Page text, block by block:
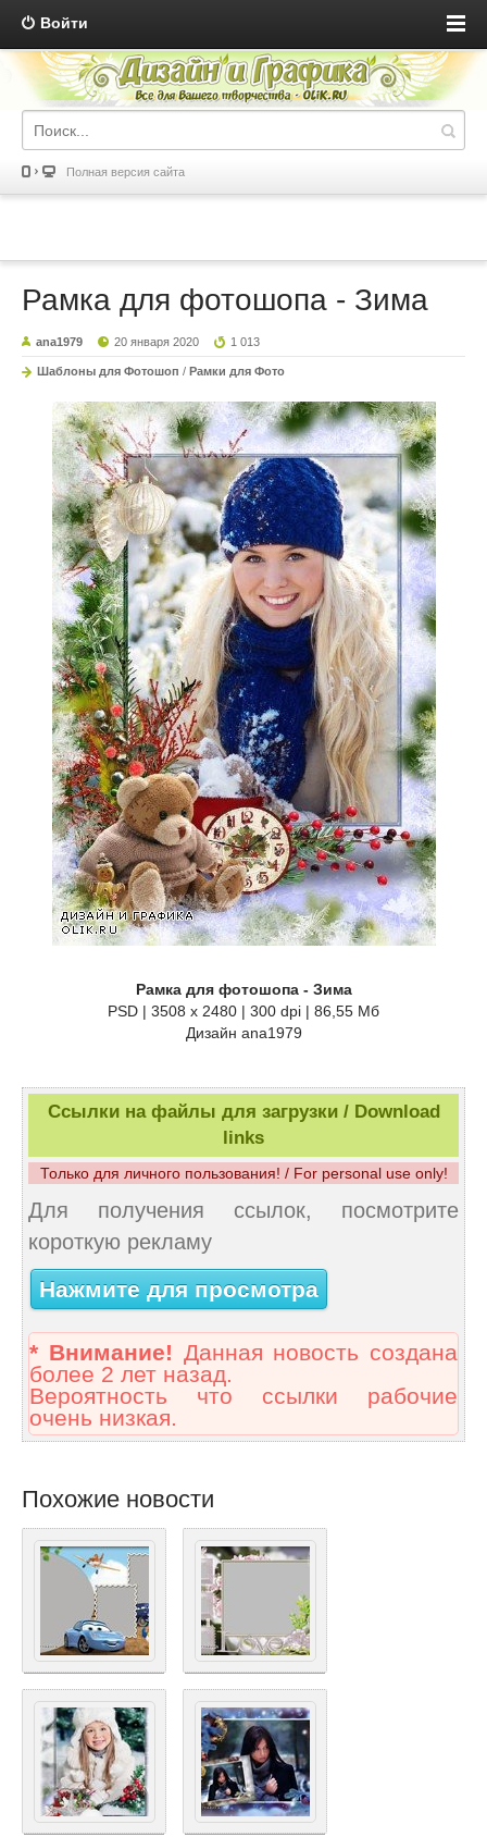
Войти
Полная версия сайта
Рамка для фотошопа - Зима
ana1979 20 января 2020 1 013
Шаблоны для Фотошоп / Рамки для Фото
Рамка для фотошопа - Зима
PSD | 3508 x 2480 | 300 dpi | 86,55 Мб
Дизайн аnа1979
Ссылки на файлы для загрузки / Download
links
Только для личного пользования! / For personal use only!
Для получения ссылок, посмотрите
короткую рекламу
Нажмите для просмотра
* Внимание! Данная новость создана
более 2 лет назад.
Вероятность что ссылки рабочие
очень низкая.
Похожие новости